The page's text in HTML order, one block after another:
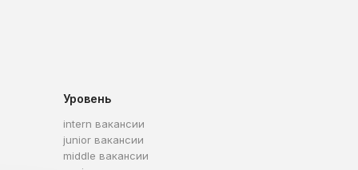
Уровень
intern вакансии
junior вакансии
middle вакансии